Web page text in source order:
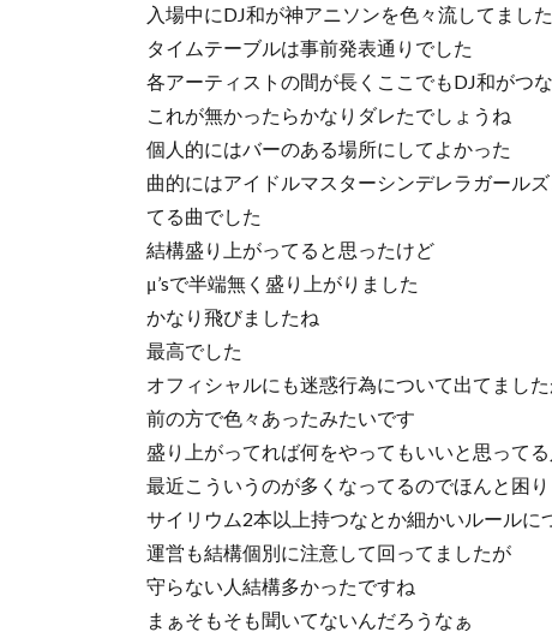
入場中にDJ和が神アニソンを色々流してまし
タイムテーブルは事前発表通りでした
各アーティストの間が長くここでもDJ和がつ
これが無かったらかなりダレたでしょうね
個人的にはバーのある場所にしてよかった
曲的にはアイドルマスターシンデレラガール
てる曲でした
結構盛り上がってると思ったけど
μ’sで半端無く盛り上がりました
かなり飛びましたね
最高でした
オフィシャルにも迷惑行為について出てまし
前の方で色々あったみたいです
盛り上がってれば何をやってもいいと思って
最近こういうのが多くなってるのでほんと困
サイリウム2本以上持つなとか細かいルールに
運営も結構個別に注意して回ってましたが
守らない人結構多かったですね
まぁそもそも聞いてないんだろうなぁ